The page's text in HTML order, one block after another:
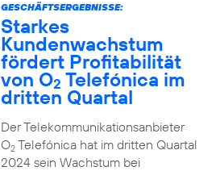
GESCHÄFTSERGEBNISSE:
Starkes
Kundenwachstum
fördert Profitabilität
von O2 Telefónica im
dritten Quartal
Der Telekommunikationsanbieter
O2Telefónica hat im dritten Quartal
2024 sein Wachstum bei